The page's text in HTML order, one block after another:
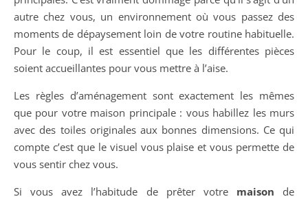
autre chez vous, un environnement où vous passez des
moments de dépaysement loin de votre routine habituelle.
Pour le coup, il est essentiel que les différentes pièces
soient accueillantes pour vous mettre à l’aise.
Les règles d’aménagement sont exactement les mêmes
que pour votre maison principale : vous habillez les murs
avec des toiles originales aux bonnes dimensions. Ce qui
compte c’est que le visuel vous plaise et vous permette de
vous sentir chez vous.
Si vous avez l’habitude de prêter votre maison de